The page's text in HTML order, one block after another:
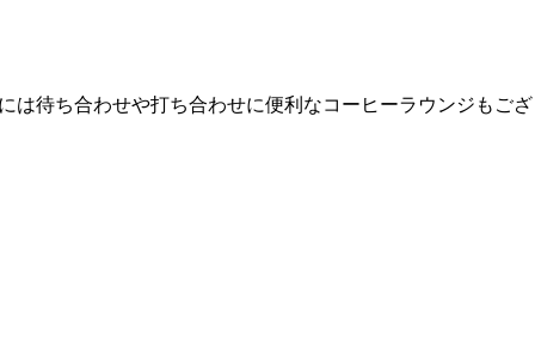
は待ち合わせや打ち合わせに便利なコーヒーラウンジもござ